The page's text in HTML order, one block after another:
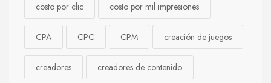
costo por clic costo por mil impresiones
CPA CPC CPM creación de juegos
creadores creadores de contenido